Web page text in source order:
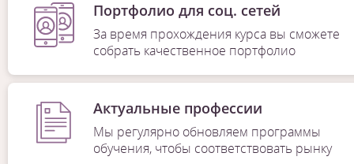
Портфолио для соц. сетей
За время прохождения курса вы сможете
собрать качественное портфолио
Актуальные профессии
Мы регулярно обновляем программы
обучения, чтобы соответствовать рынку